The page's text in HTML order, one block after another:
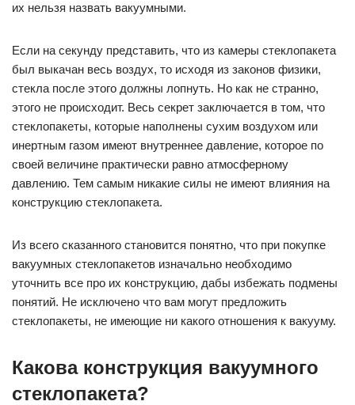
их нельзя назвать вакуумными.
Если на секунду представить, что из камеры стеклопакета
был выкачан весь воздух, то исходя из законов физики,
стекла после этого должны лопнуть. Но как не странно,
этого не происходит. Весь секрет заключается в том, что
стеклопакеты, которые наполнены сухим воздухом или
инертным газом имеют внутреннее давление, которое по
своей величине практически равно атмосферному
давлению. Тем самым никакие силы не имеют влияния на
конструкцию стеклопакета.
Из всего сказанного становится понятно, что при покупке
вакуумных стеклопакетов изначально необходимо
уточнить все про их конструкцию, дабы избежать подмены
понятий. Не исключено что вам могут предложить
стеклопакеты, не имеющие ни какого отношения к вакууму.
Какова конструкция вакуумного
стеклопакета?